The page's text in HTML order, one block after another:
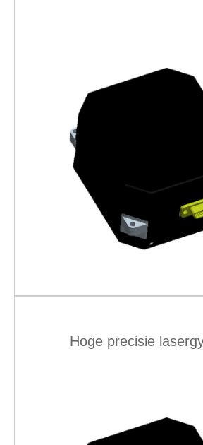
Hoge precisie